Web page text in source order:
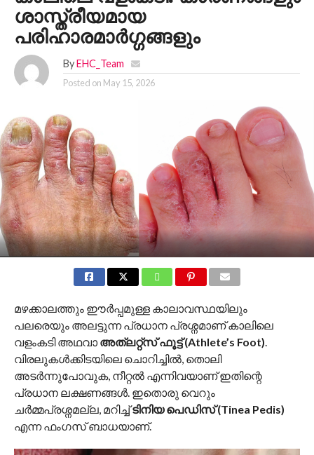
ശാസ്ത്രീയമായ
പരിഹാരമാർഗ്ഗങ്ങളും
By EHC_Team
Posted on May 15, 2026
മഴക്കാലത്തും ഈർപ്പമുള്ള കാലാവസ്ഥയിലും
പലരെയും അലട്ടുന്ന പ്രധാന പ്രശ്നമാണ് കാലിലെ
വളംകടി അഥവാ അത്ലറ്റ്സ് ഫൂട്ട് (Athlete’s Foot)
വിരലുകൾക്കിടയിലെ ചൊറിച്ചിൽ, തൊലി
അടർന്നുപോവുക, നീറ്റൽ എന്നിവയാണ് ഇതിന്റെ
പ്രധാന ലക്ഷണങ്ങൾ. ഇതൊരു വെറും
ചർമ്മപ്രശ്നമല്ല, മറിച്ച്ടിനിയ പെഡിസ് (Tinea Pedis)
എന്ന ഫംഗസ് ബാധയാണ്.